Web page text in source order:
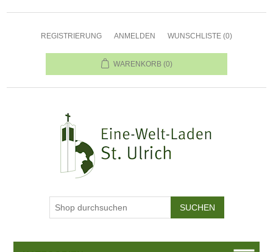
REGISTRIERUNG ANMELDEN WUNSCHLISTE (0)
WARENKORB (0)